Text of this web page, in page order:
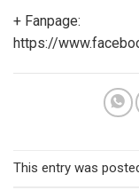
+ Fanpage:
https://
This entry was